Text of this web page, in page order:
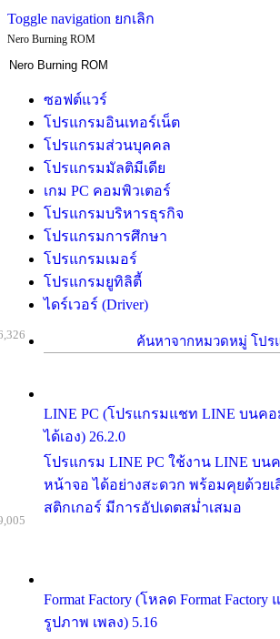
Toggle navigation ยกเลิก
Nero Burning ROM
ซอฟต์แวร์
โปรแกรมอินเทอร์เน็ต
โปรแกรมส่วนบุคคล
โปรแกรมมัลติมีเดีย
เกม PC คอมพิวเตอร์
โปรแกรมบริหารธุรกิจ
โปรแกรมการศึกษา
โปรแกรมเมอร์
โปรแกรมยูทิลิตี้
ไดร์เวอร์ (Driver)
ค้นหาจากหมวดหมู่ โปร
LINE PC (โปรแกรมแชท LINE บนคอ
ได้เอง) 26.2.0
โปรแกรม LINE PC ใช้งาน LINE บ
หน้าจอ ได้อย่างสะดวก พร้อมคุยด้วยเ
สติกเกอร์ มีการอัปเดตสม่ำเสมอ
Format Factory (โหลด Format
รูปภาพ เพลง) 5.16